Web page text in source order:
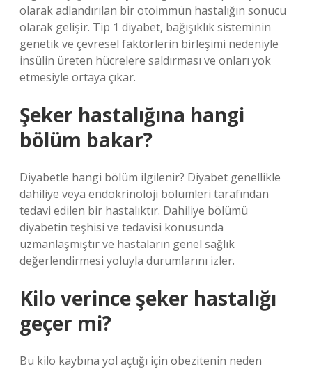
olarak adlandırılan bir otoimmün hastalığın sonucu
olarak gelişir. Tip 1 diyabet, bağışıklık sisteminin
genetik ve çevresel faktörlerin birleşimi nedeniyle
insülin üreten hücrelere saldırması ve onları yok
etmesiyle ortaya çıkar.
Şeker hastalığına hangi
bölüm bakar?
Diyabetle hangi bölüm ilgilenir? Diyabet genellikle
dahiliye veya endokrinoloji bölümleri tarafından
tedavi edilen bir hastalıktır. Dahiliye bölümü
diyabetin teşhisi ve tedavisi konusunda
uzmanlaşmıştır ve hastaların genel sağlık
değerlendirmesi yoluyla durumlarını izler.
Kilo verince şeker hastalığı
geçer mi?
Bu kilo kaybına yol açtığı için obezitenin neden